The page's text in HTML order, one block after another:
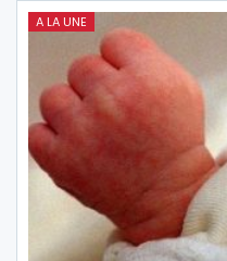
A LA UNE